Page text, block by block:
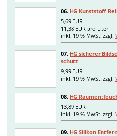
06. HG Kunststoff
5,69 EUR
11,38 EUR pro Liter
inkl. 19 % MwSt. zzgl.
07. HG sicherer
schutz
9,99 EUR
inkl. 19 % MwSt. zzgl.
08. HG
13,89 EUR
inkl. 19 % MwSt. zzgl.
09. HG Silikon